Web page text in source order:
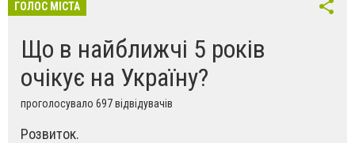
ГОЛОС МІСТА
Що в найближчі 5 років
очікує на Україну?
проголосувало 697 відвідувачів
Розвиток.